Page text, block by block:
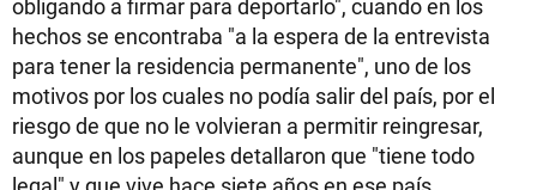
hechos se encontraba "a la espera de la entrevista
para tener la residencia permanente", uno de los
motivos por los cuales no podía salir del país, por el
riesgo de que no le volvieran a permitir reingresar,
aunque en los papeles detallaron que "tiene todo